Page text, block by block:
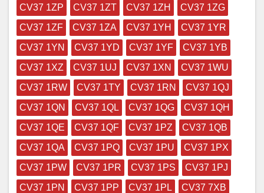
CV37 1ZP CV37 1ZT CV37 1ZH
CV37 1ZG
CV37 1ZF
CV37 1ZA CV37 1YH
CV37 1YR
CV37 1YN
CV37 1YD CV37 1YF
CV37 1YB
CV37 1XZ
CV37 1UJ CV37 1XN
CV37 1WU
CV37 1RW
CV37 1TY CV37 1RN
CV37 1QJ
CV37 1QN
CV37 1QL CV37 1QG
CV37 1QH
CV37 1QE
CV37 1QF CV37 1PZ
CV37 1QB
CV37 1QA
CV37 1PQ CV37 1PU
CV37 1PX
CV37 1PW
CV37 1PR CV37 1PS
CV37 1PJ
CV37 1PN
CV37 1PP CV37 1PL
CV37 7XB